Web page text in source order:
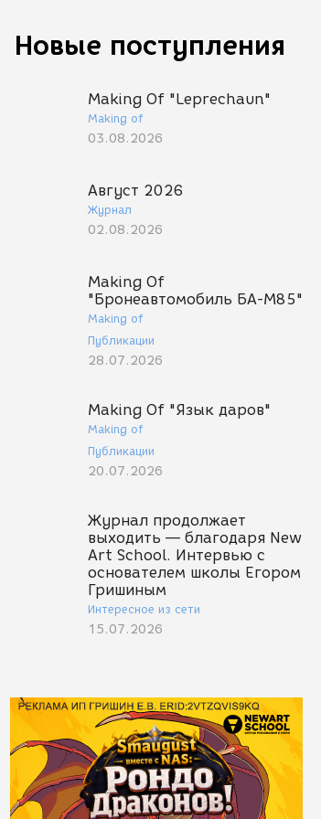
Новые поступления
Making Of "Leprechaun"
Making of
03.08.2026
Август 2026
Журнал
02.08.2026
Making Of
"Бронеавтомобиль БА-М85"
Making of
Публикации
28.07.2026
Making Of "Язык даров"
Making of
Публикации
20.07.2026
Журнал продолжает
выходить — благодаря New
Art School. Интервью с
основателем школы Егором
Гришиным
Интересное из сети
15.07.2026